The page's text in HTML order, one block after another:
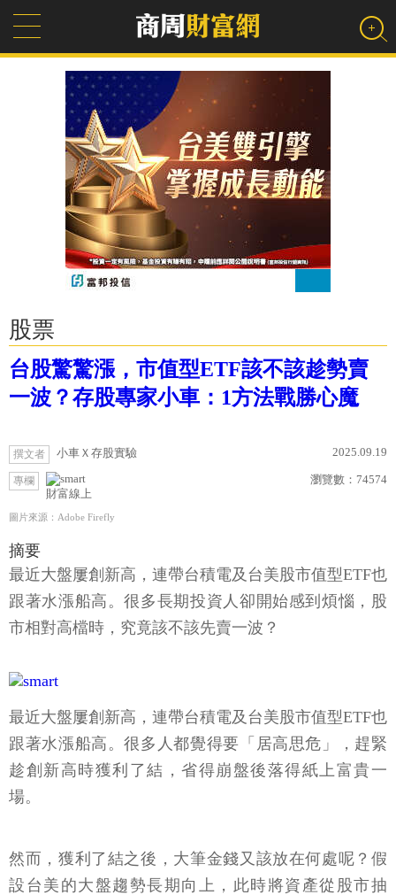
股票
台股驚驚漲，市值型ETF該不該趁勢賣
一波？存股專家小車：1方法戰勝心魔
撰文者 小車Ｘ存股實驗 2025.09.19
專欄
財富線上
瀏覽數： 74574
圖片來源：Adobe Firefly
摘要
最近大盤屢創新高，連帶台積電及台美股市值型ETF也
跟著水漲船高。很多長期投資人卻開始感到煩惱，股
市相對高檔時，究竟該不該先賣一波？
最近大盤屢創新高，連帶台積電及台美股市值型ETF也
跟著水漲船高。很多人都覺得要「居高思危」，趕緊
趁創新高時獲利了結，省得崩盤後落得紙上富貴一
場。
然而，獲利了結之後，大筆金錢又該放在何處呢？假
設台美的大盤趨勢長期向上，此時將資產從股市抽